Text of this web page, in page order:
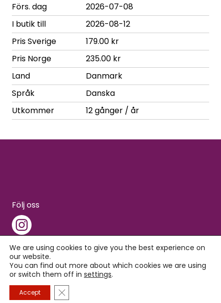
Förs. dag
2026-07-08
I butik till
2026-08-12
Pris Sverige
179.00 kr
Pris Norge
235.00 kr
Land
Danmark
Språk
Danska
Utkommer
12 gånger / år
Följ oss
Copyright © 2026 Interpress
We are using cookies to give you the best experience on
our website.
You can find out more about which cookies we are using
or switch them off in settings.
Accept Close GDPR Cookie Banner